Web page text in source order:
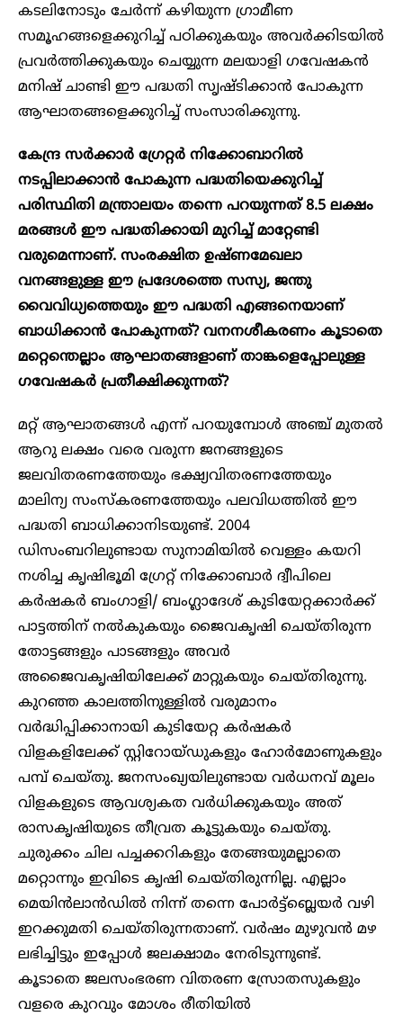
കടലിനോടും ചേർന്ന് കഴിയുന്ന ഗ്രാമീണ
സമൂഹങ്ങളെക്കുറിച്ച് പഠിക്കുകയും അവർക്കിടയിൽ
പ്രവർത്തിക്കുകയും ചെയ്യുന്ന മലയാളി ​ഗവേഷകൻ
മനിഷ് ചാണ്ടി ഈ പദ്ധതി സൃഷ്ടിക്കാൻ പോകുന്ന
ആ​​ഘാതങ്ങളെക്കുറിച്ച് സംസാരിക്കുന്നു.
കേന്ദ്ര സർക്കാർ ഗ്രേറ്റർ നിക്കോബാറിൽ
നടപ്പിലാക്കാൻ പോകുന്ന പദ്ധതിയെക്കുറിച്ച്
പരിസ്ഥിതി മന്ത്രാലയം തന്നെ പറയുന്നത് 8.5 ലക്ഷം
മരങ്ങൾ ഈ പദ്ധതിക്കായി മുറിച്ച് മാറ്റേണ്ടി
വരുമെന്നാണ്. സംരക്ഷിത ഉഷ്ണമേഖലാ
വനങ്ങളുള്ള ഈ പ്രദേശത്തെ സസ്യ, ജന്തു
വൈവിധ്യത്തെയും ഈ പദ്ധതി എങ്ങനെയാണ്
ബാധിക്കാൻ പോകുന്നത്? വനനശീകരണം കൂടാതെ
മറ്റെന്തെല്ലാം ആഘാതങ്ങളാണ് താങ്കളെപ്പോലുള്ള ​
ഗവേഷകർ പ്രതീക്ഷിക്കുന്നത്?
മറ്റ് ആഘാതങ്ങൾ എന്ന് പറയുമ്പോൾ അഞ്ച് മുതൽ
ആറു ലക്ഷം വരെ വരുന്ന ജനങ്ങളുടെ
ജലവിതരണത്തേയും ഭക്ഷ്യവിതരണത്തേയും
മാലിന്യ സംസ്കരണത്തേയും പലവിധത്തിൽ ഈ
പദ്ധതി ബാധിക്കാനിടയുണ്ട്. 2004
ഡിസംബറിലുണ്ടായ സുനാമിയിൽ വെള്ളം കയറി
നശിച്ച കൃഷിഭൂമി ഗ്രേറ്റ് നിക്കോബാർ ദ്വീപിലെ
കർഷകർ ബംഗാളി/ ബംഗ്ലാദേശ് കുടിയേറ്റക്കാർക്ക്
പാട്ടത്തിന് നൽകുകയും ജൈവകൃഷി ചെയ്തിരുന്ന
തോട്ടങ്ങളും പാടങ്ങളും അവർ
അജൈവകൃഷിയിലേക്ക് മാറ്റുകയും ചെയ്തിരുന്നു.
കുറഞ്ഞ കാലത്തിനുള്ളിൽ വരുമാനം
വർദ്ധിപ്പിക്കാനായി കുടിയേറ്റ കർഷകർ
വിളകളിലേക്ക് സ്റ്റിറോയ്ഡുകളും ഹോർമോണുകളും
പമ്പ് ചെയ്തു. ജനസംഖ്യയിലുണ്ടായ വർധനവ് മൂലം
വിളകളുടെ ആവശ്യകത വർധിക്കുകയും അത്
രാസക‍ൃഷിയുടെ തീവ്രത കൂട്ടുകയും ചെയ്തു.
ചുരുക്കം ചില പച്ചക്കറികളും തേങ്ങയുമല്ലാതെ
മറ്റൊന്നും ഇവിടെ കൃഷി ചെയ്തിരുന്നില്ല. എല്ലാം
മെയിൻലാൻഡിൽ നിന്ന് തന്നെ പോർട്ട്ബ്ലെയർ വഴി
ഇറക്കുമതി ചെയ്തിരുന്നതാണ്. വർഷം മുഴുവൻ മഴ
ലഭിച്ചിട്ടും ഇപ്പോൾ ജലക്ഷാമം നേരിടുന്നുണ്ട്.
കൂടാതെ ജലസംഭരണ വിതരണ സ്രോതസുകളും
വളരെ കുറവും മോശം രീതിയിൽ